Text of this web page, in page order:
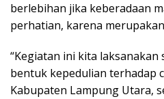
berlebihan jika keberadaan
perhatian, karena
“Kegiatan ini kita laksanakan
bentuk kepedulian terhadap
Kabupaten Lampung Utara,